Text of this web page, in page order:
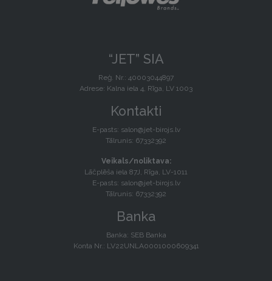
“JET” SIA
Reģ. Nr.: 40003044897
Adrese: Kalna iela 4, Rīga, LV 1003
Kontakti
E-pasts: salon@jet-birojs.lv
Tālrunis: 67332392
Veikals/noliktava:
Lāčplēša iela 87J, Rīga, LV-1011
E-pasts: salon@jet-birojs.lv
Tālrunis: 67332392
Banka
Banka: SEB Banka
Konta Nr.: LV22UNLA0001000609341